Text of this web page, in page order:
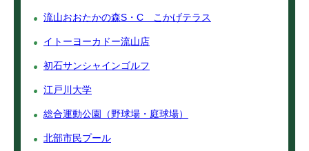
流山おおたかの森S・C こかげテラス
イトーヨーカドー流山店
初石サンシャインゴルフ
江戸川大学
総合運動公園（野球場・庭球場）
北部市民プール